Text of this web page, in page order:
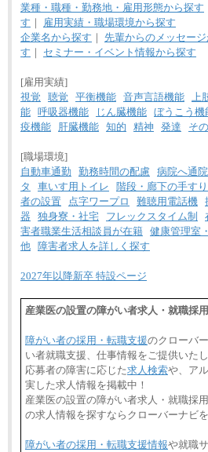
業種・職種・勤務地・雇用形態から探す
す ｜
雇用実績・職場環境から探す
企業名から探す ｜ 先輩からのメッセー
す ｜ セミナー・イベント情報から探す
[雇用実績]
視覚
聴覚 平衡機能 音声言語機能 上
能 呼吸器機能 じん臓機能 ぼうこう機
疫機能
肝臓機能 知的 精神 発達 そ
[職場環境]
自動車通勤
勤務時間の配慮 病院へ通
タ
車いす用トイレ 階段・廊下の手すり
者の設置
点字ワープロ 難聴用電話機
器
独身寮・社宅 フレックスタイム制
害者職業生活相談員が在籍 健康管理室
他
障害者求人を詳しく探す
2027年以降新卒 特設ページ
産業医の設置の障がい者求人・就職採
障がい者の採用・転職支援のクローバ
い者就職支援、仕事情報をご提供いたし
応募者の障害に応じた求人検索や、ア
実した求人情報を掲載中！
産業医の設置の障がい者求人・就職採
の求人情報を探すならクローバーナビを
障がい者の採用・転職支援情報や就職